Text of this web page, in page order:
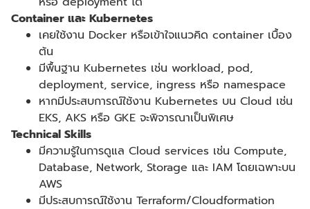
Container และ Kubernetes
เคยใช้งาน Docker หรือเข้าใจแนวคิด container เบื้อง
ต้น
มีพื้นฐาน Kubernetes เช่น workload, pod,
deployment, service, ingress หรือ namespace
หากมีประสบการณ์ใช้งาน Kubernetes บน Cloud เช่น
EKS, AKS หรือ GKE จะพิจารณาเป็นพิเศษ
Technical Skills
มีความรู้ในการดูแล Cloud services เช่น Compute,
Database, Network, Storage และ IAM โดยเฉพาะบน
AWS
มีประสบการณ์ใช้งาน Terraform/Cloudformation